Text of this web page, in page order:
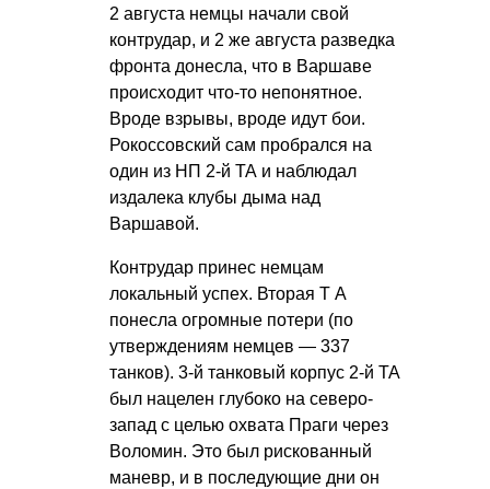
2 августа немцы начали свой
контрудар, и 2 же августа разведка
фронта донесла, что в Варшаве
происходит что-то непонятное.
Вроде взрывы, вроде идут бои.
Рокоссовский сам пробрался на
один из НП 2-й ТА и наблюдал
издалека клубы дыма над
Варшавой.
Контрудар принес немцам
локальный успех. Вторая Т А
понесла огромные потери (по
утверждениям немцев — 337
танков). 3-й танковый корпус 2-й ТА
был нацелен глубоко на северо-
запад с целью охвата Праги через
Воломин. Это был рискованный
маневр, и в последующие дни он